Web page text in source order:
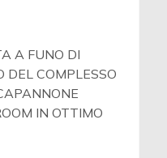
A FUNO DI
DEL COMPLESSO
IN OTTIMO